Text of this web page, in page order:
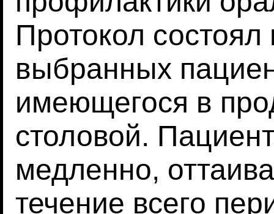
Протокол
выбранных
имеющегося в
столовой.
медленно,
течение всего